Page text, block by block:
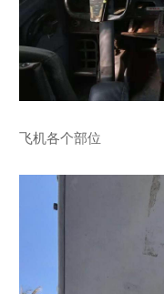
飞机各个部位